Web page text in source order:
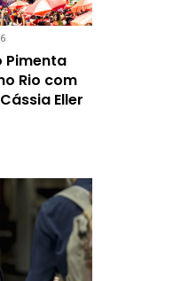
Pimenta
Rio com
Eller